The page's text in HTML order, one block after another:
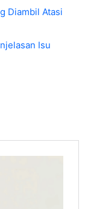
Diambil Atasi
Isu